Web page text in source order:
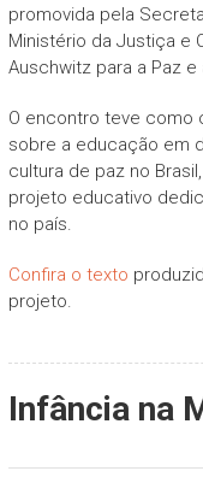
promovida pela
Ministério da Justiça e
Auschwitz para a Paz e
O encontro teve como
sobre a educação em
cultura de paz no
projeto educativo
no país.
Confira o texto
projeto.
Infância na